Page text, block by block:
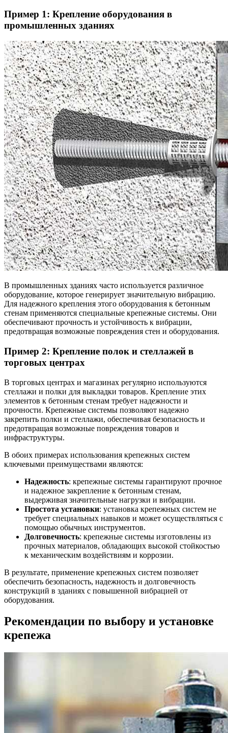
Пример 1: Крепление оборудования в
промышленных зданиях
В промышленных зданиях часто используется различное
оборудование, которое генерирует значительную вибрацию.
Для надежного крепления этого оборудования к бетонным
стенам применяются специальные крепежные системы. Они
обеспечивают прочность и устойчивость к вибрации,
предотвращая возможные повреждения стен и оборудования.
Пример 2: Крепление полок и стеллажей в
торговых центрах
В торговых центрах и магазинах регулярно используются
стеллажи и полки для выкладки товаров. Крепление этих
элементов к бетонным стенам требует надежности и
прочности. Крепежные системы позволяют надежно
закрепить полки и стеллажи, обеспечивая безопасность и
предотвращая возможные повреждения товаров и
инфраструктуры.
В обоих примерах использования крепежных систем
ключевыми преимуществами являются:
Надежность: крепежные системы гарантируют прочное
и надежное закрепление к бетонным стенам,
выдерживая значительные нагрузки и вибрации.
Простота установки: установка крепежных систем не
требует специальных навыков и может осуществляться с
помощью обычных инструментов.
Долговечность: крепежные системы изготовлены из
прочных материалов, обладающих высокой стойкостью
к механическим воздействиям и коррозии.
В результате, применение крепежных систем позволяет
обеспечить безопасность, надежность и долговечность
конструкций в зданиях с повышенной вибрацией от
оборудования.
Рекомендации по выбору и установке
крепежа